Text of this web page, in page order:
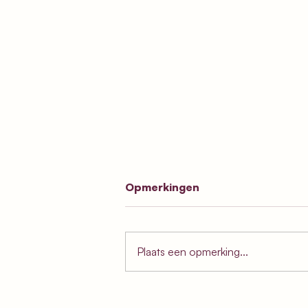
Opmerkingen
Plaats een opmerking...